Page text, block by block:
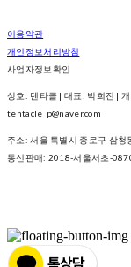
이용약관
개인정보처리방침
사업자정보확인
상호: 텐타클 | 대표: 박희진 |
tentacle_p@naver.com
주소: 서울 특별시 종로구 삼
통신판매: 2018-서울서초-